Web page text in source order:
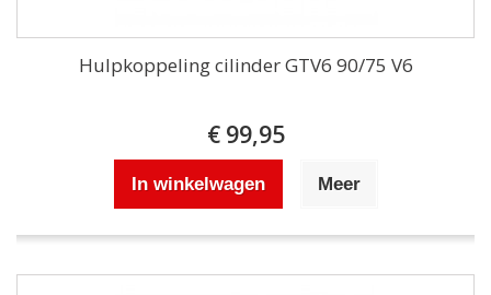
Hulpkoppeling cilinder GTV6 90/75 V6
€ 99,95
In winkelwagen Meer